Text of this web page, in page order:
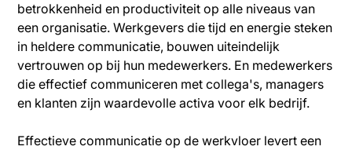
betrokkenheid en productiviteit op alle niveaus van
een organisatie. Werkgevers die tijd en energie steken
in heldere communicatie, bouwen uiteindelijk
vertrouwen op bij hun medewerkers. En medewerkers
die effectief communiceren met collega's, managers
en klanten zijn waardevolle activa voor elk bedrijf.
Effectieve communicatie op de werkvloer levert een